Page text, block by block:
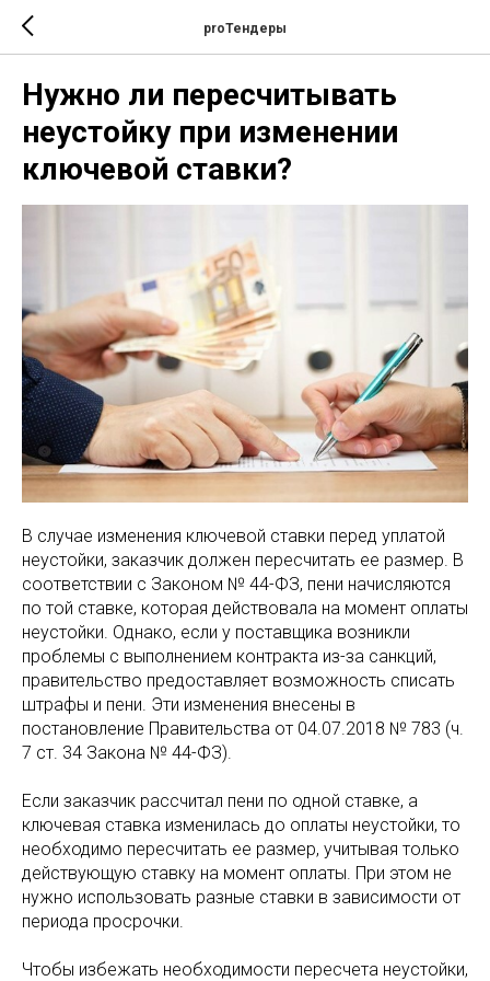
proТендеры
Нужно ли пересчитывать
неустойку при изменении
ключевой ставки?
В случае изменения ключевой ставки перед уплатой
неустойки, заказчик должен пересчитать ее размер. В
соответствии с Законом № 44-ФЗ, пени начисляются
по той ставке, которая действовала на момент оплаты
неустойки. Однако, если у поставщика возникли
проблемы с выполнением контракта из-за санкций,
правительство предоставляет возможность списать
штрафы и пени. Эти изменения внесены в
постановление Правительства от 04.07.2018 № 783 (ч.
7 ст. 34 Закона № 44-ФЗ).
Если заказчик рассчитал пени по одной ставке, а
ключевая ставка изменилась до оплаты неустойки, то
необходимо пересчитать ее размер, учитывая только
действующую ставку на момент оплаты. При этом не
нужно использовать разные ставки в зависимости от
периода просрочки.
Чтобы избежать необходимости пересчета неустойки,